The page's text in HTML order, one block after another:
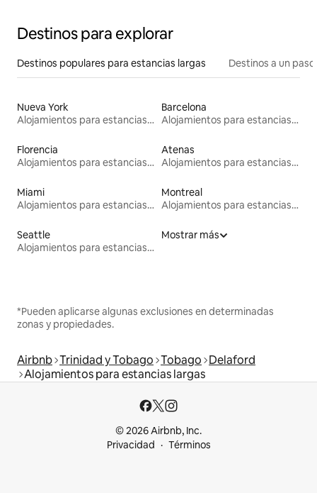
Destinos para explorar
Destinos populares para estancias largas Destinos a un
Nueva York
Alojamientos para estancias largas
Barcelona
Alojamientos para estancias largas
Florencia
Alojamientos para estancias largas
Atenas
Alojamientos para estancias largas
Miami
Alojamientos para estancias largas
Montreal
Alojamientos para estancias largas
Seattle
Alojamientos para estancias largas
Mostrar más
*Pueden aplicarse algunas exclusiones en determinadas
zonas y propiedades.
Airbnb Trinidad y Tobago Tobago Delaford
Alojamientos para estancias largas
© 2026 Airbnb, Inc.
Privacidad
Términos